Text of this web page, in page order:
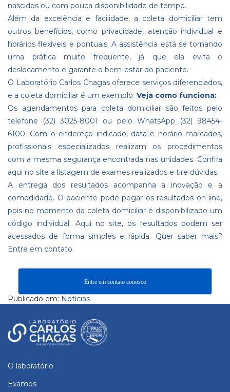
nascidos ou com pouca disponibilidade de tempo.
Além da excelência e facilidade, a coleta domiciliar tem
outros benefícios, como privacidade, atenção individual e
horários flexíveis e pontuais. A assistência está se tornando
uma prática muito frequente, já que ela evita o
deslocamento e garante o bem-estar do paciente.
O Laboratório Carlos Chagas oferece serviços diferenciados,
e a coleta domiciliar é um exemplo. Veja como funciona:
Os agendamentos para coleta domiciliar são feitos pelo
telefone (32) 3025-8001 ou pelo WhatsApp (32) 98454-
6100. Com o endereço indicado, data e horário marcados,
profissionais especializados realizam os procedimentos
com a mesma segurança encontrada nas unidades. Confira
aqui no site a listagem de exames realizados e tire dúvidas.
A entrega dos resultados acompanha a inovação e a
comodidade. O paciente pode pegar os resultados on-line,
pois no momento da coleta domiciliar é disponibilizado um
código individual. Aqui no site, os resultados podem ser
acessados de forma simples e rápida. Quer saber mais?
Entre em contato.
Entre em contato conosco
Publicado em: Notícias
O laboratório
Exames